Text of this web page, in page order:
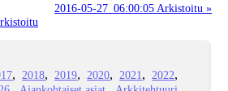
2016-05-27_06:00:05 Arkistoitu »
2018 2019 2020 2021
2022